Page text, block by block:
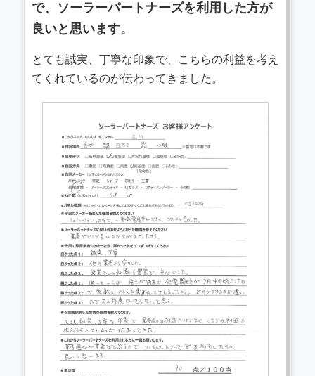
で、ソーラーパートナーズを利用した方が
良いと思います。
とても誠実、丁寧な印象で、こちらの利益を考え
てくれているのが伝わってきました。